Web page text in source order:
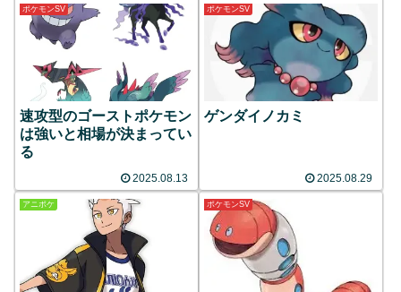
ポケモンSV
速攻型のゴーストポケモン
は強いと相場が決まってい
る
2025.08.13
ポケモンSV
ゲンダイノカミ
2025.08.29
アニポケ ポケモンSV